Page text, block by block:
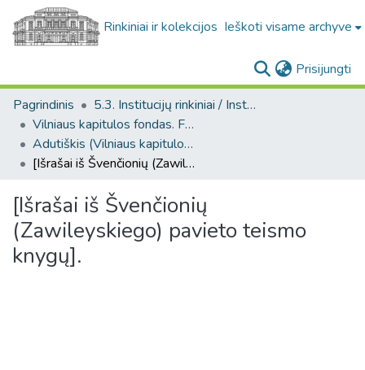
Rinkiniai ir kolekcijos Ieškoti visame archyve
Prisijungti
Pagrindinis
5.3. Institucijų rinkiniai / Institutional collections
Vilniaus kapitulos fondas. F43
Adutiškis (Vilniaus kapitulos fondas. F43. Bažnytinės valdos)
[Išrašai iš Švenčionių (Zawileyskiego) pavieto teismo knygų].
[Išrašai iš Švenčionių
(Zawileyskiego) pavieto teismo
knygų].